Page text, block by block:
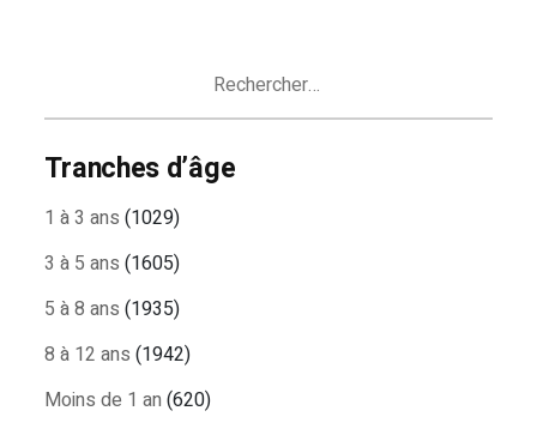
Tranches d’âge
1 à 3 ans (1029)
3 à 5 ans (1605)
5 à 8 ans (1935)
8 à 12 ans (1942)
Moins de 1 an (620)